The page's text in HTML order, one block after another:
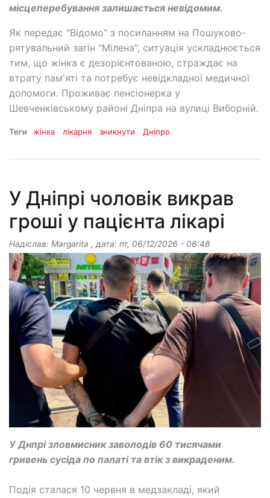
місцеперебування залишається невідомим.
Як передає "Відомо" з посиланням на Пошуково-
рятувальний загін "Мілена", ситуація ускладнюється
тим, що жінка є дезорієнтованою, страждає на
втрату пам'яті та потребує невідкладної медичної
допомоги. Проживає пенсіонерка у
Шевченківському районі Дніпра на вулиці Виборній.
Теги жінка лікарня зникнути Дніпро
У Дніпрі чоловік викрав
гроші у пацієнта лікарі
Надіслав: Margarita , дата: пт, 06/12/2026 - 06:48
У Днпрі зловмисник заволодів 60 тисячами
гривень сусіда по палаті та втік з викраденим.
Подія сталася 10 червня в медзакладі, який